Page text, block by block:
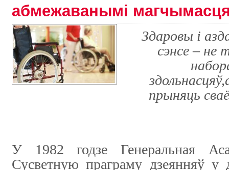
абмежаванымі
Здаровы і
сэнсе – не
здольнасцяў,
прыняць
У 1982 годзе Генеральная
Сусветную праграму дзеянняў у